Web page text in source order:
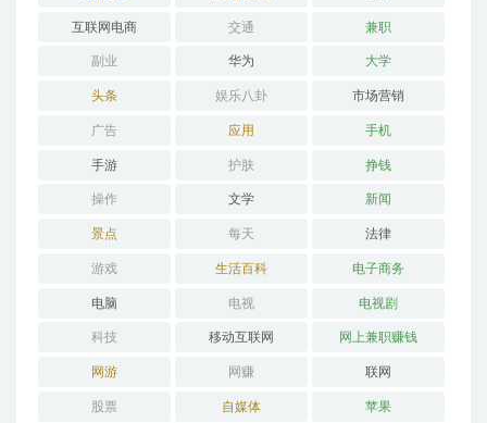
互联网电商 交通 兼职
副业 华为 大学
头条 娱乐八卦 市场营销
广告 应用 手机
手游 护肤 挣钱
操作 文学 新闻
景点 每天 法律
游戏 生活百科 电子商务
电脑 电视 电视剧
科技 移动互联网 网上兼职赚钱
网游 网赚 联网
股票 自媒体 苹果